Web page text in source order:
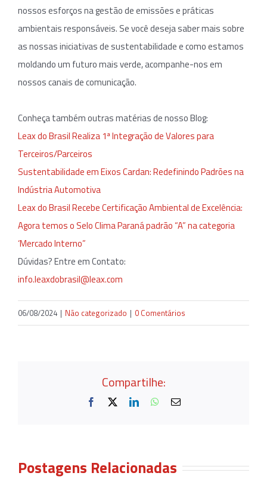
nossos esforços na gestão de emissões e práticas
ambientais responsáveis. Se você deseja saber mais sobre
as nossas iniciativas de sustentabilidade e como estamos
moldando um futuro mais verde, acompanhe-nos em
nossos canais de comunicação.
Conheça também outras matérias de nosso Blog:
Leax do Brasil Realiza 1ª Integração de Valores para
Terceiros/Parceiros
Sustentabilidade em Eixos Cardan: Redefinindo Padrões na
Indústria Automotiva
Leax do Brasil Recebe Certificação Ambiental de Excelência:
Agora temos o Selo Clima Paraná padrão “A” na categoria
‘Mercado Interno”
Dúvidas? Entre em Contato:
info.leaxdobrasil@leax.com
06/08/2024 | Não categorizado | 0 Comentários
Compartilhe:
Facebook LinkedInWhatsApp
E-
Postagens Relacionadas